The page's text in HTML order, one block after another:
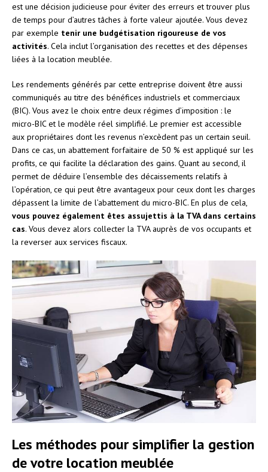
est une décision judicieuse pour éviter des erreurs et trouver plus
de temps pour d’autres tâches à forte valeur ajoutée. Vous devez
par exemple tenir une budgétisation rigoureuse de vos
activités. Cela inclut l’organisation des recettes et des dépenses
liées à la location meublée.
Les rendements générés par cette entreprise doivent être aussi
communiqués au titre des bénéfices industriels et commerciaux
(BIC). Vous avez le choix entre deux régimes d’imposition : le
micro-BIC et le modèle réel simplifié. Le premier est accessible
aux propriétaires dont les revenus n’excèdent pas un certain seuil.
Dans ce cas, un abattement forfaitaire de 50 % est appliqué sur les
profits, ce qui facilite la déclaration des gains. Quant au second, il
permet de déduire l’ensemble des décaissements relatifs à
l’opération, ce qui peut être avantageux pour ceux dont les charges
dépassent la limite de l’abattement du micro-BIC. En plus de cela,
vous pouvez également êtes assujettis à la TVA dans certains
cas. Vous devez alors collecter la TVA auprès de vos occupants et
la reverser aux services fiscaux.
Les méthodes pour simplifier la gestion
de votre location meublée